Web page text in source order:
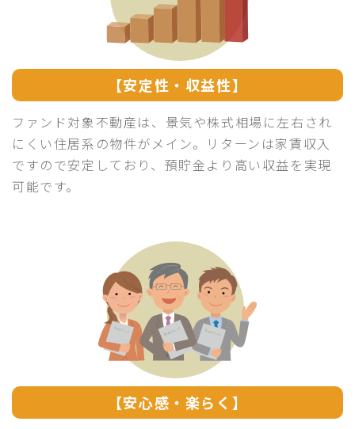
【安定性・収益性】
ファンド対象不動産は、景気や株式相場に左右され
にくい住居系の物件がメイン。リターンは家賃収入
ですので安定しており、預貯金より高い収益を実現
可能です。
【安心感・楽らく】